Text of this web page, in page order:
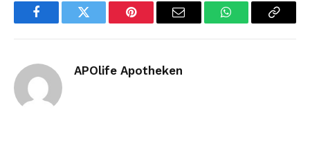
FacebookTwitter Pinterest Email WhatsAppCopy
APOlife Apotheken